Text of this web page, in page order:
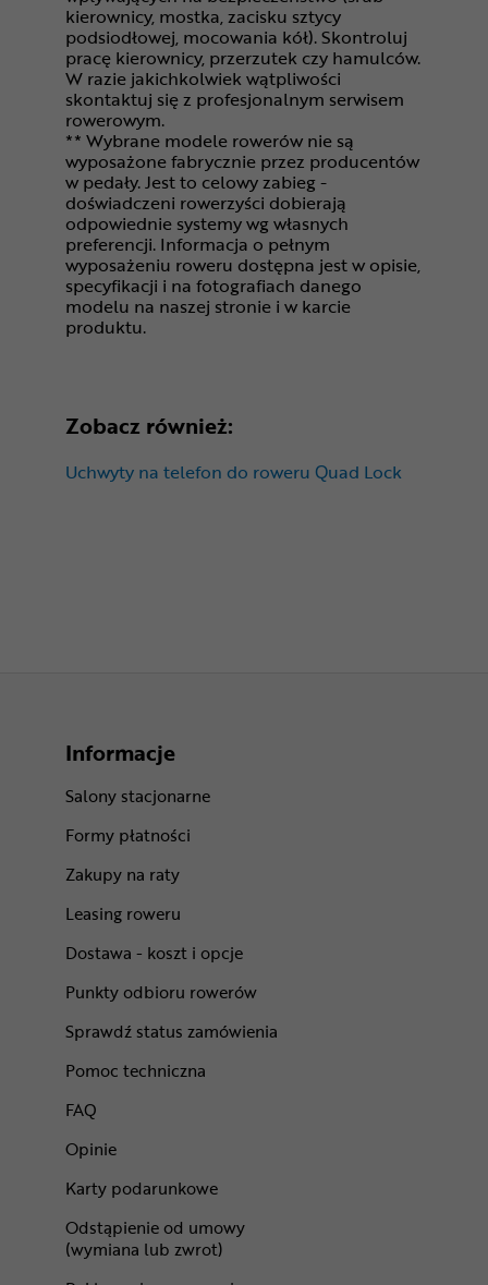
kierownicy, mostka, zacisku sztycy
podsiodłowej, mocowania kół). Skontroluj
pracę kierownicy, przerzutek czy hamulców.
W razie jakichkolwiek wątpliwości
skontaktuj się z profesjonalnym serwisem
rowerowym.
** Wybrane modele rowerów nie są
wyposażone fabrycznie przez producentów
w pedały. Jest to celowy zabieg -
doświadczeni rowerzyści dobierają
odpowiednie systemy wg własnych
preferencji. Informacja o pełnym
wyposażeniu roweru dostępna jest w opisie,
specyfikacji i na fotografiach danego
modelu na naszej stronie i w karcie
produktu.
Zobacz również:
Uchwyty na telefon do roweru Quad Lock
Informacje
Salony stacjonarne
Formy płatności
Zakupy na raty
Leasing roweru
Dostawa - koszt i opcje
Punkty odbioru rowerów
Sprawdź status zamówienia
Pomoc techniczna
FAQ
Opinie
Karty podarunkowe
Odstąpienie od umowy
(wymiana lub zwrot)